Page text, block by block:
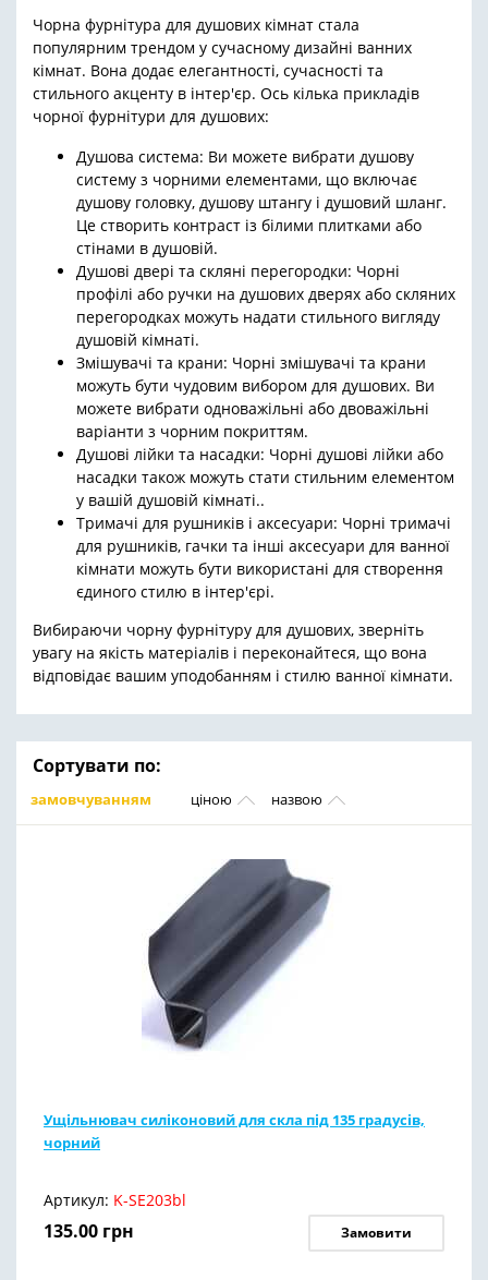
Чорна фурнітура для душових кімнат стала
популярним трендом у сучасному дизайні ванних
кімнат. Вона додає елегантності, сучасності та
стильного акценту в інтер'єр. Ось кілька прикладів
чорної фурнітури для душових:
Душова система: Ви можете вибрати душову
систему з чорними елементами, що включає
душову головку, душову штангу і душовий шланг.
Це створить контраст із білими плитками або
стінами в душовій.
Душові двері та скляні перегородки: Чорні
профілі або ручки на душових дверях або скляних
перегородках можуть надати стильного вигляду
душовій кімнаті.
Змішувачі та крани: Чорні змішувачі та крани
можуть бути чудовим вибором для душових. Ви
можете вибрати одноважільні або двоважільні
варіанти з чорним покриттям.
Душові лійки та насадки: Чорні душові лійки або
насадки також можуть стати стильним елементом
у вашій душовій кімнаті..
Тримачі для рушників і аксесуари: Чорні тримачі
для рушників, гачки та інші аксесуари для ванної
кімнати можуть бути використані для створення
єдиного стилю в інтер'єрі.
Вибираючи чорну фурнітуру для душових, зверніть
увагу на якість матеріалів і переконайтеся, що вона
відповідає вашим уподобанням і стилю ванної кімнати.
Сортувати по:
замовчуванням ціною назвою
Ущільнювач силіконовий для скла під 135 градусів,
чорний
Артикул: K-SE203bl
135.00 грн Замовити